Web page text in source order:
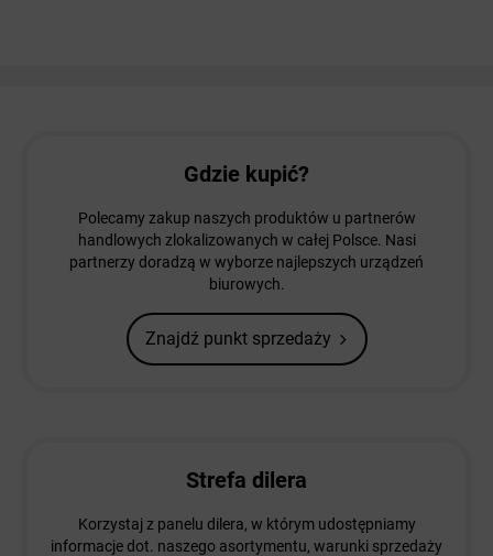
Gdzie kupić?
Polecamy zakup naszych produktów u partnerów
handlowych zlokalizowanych w całej Polsce. Nasi
partnerzy doradzą w wyborze najlepszych urządzeń
biurowych.
Znajdź punkt sprzedaży
Strefa dilera
Korzystaj z panelu dilera, w którym udostępniamy
informacje dot. naszego asortymentu, warunki sprzedaży